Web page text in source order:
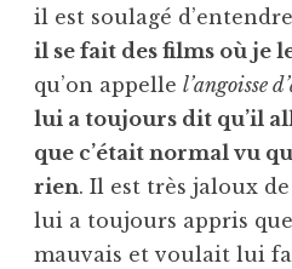
il est soulagé
il se fait des films où je
qu’on appelle l’angoisse
lui a toujours dit qu’il
que c’était normal vu
rien. Il est très jaloux
lui a toujours appris
mauvais et voulait lui